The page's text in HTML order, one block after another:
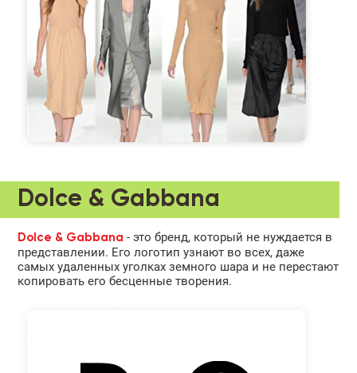
Dolce & Gabbana
Dolce & Gabbana - это бренд, который не нуждается в
представлении. Его логотип узнают во всех, даже
самых удаленных уголках земного шара и не перестают
копировать его бесценные творения.